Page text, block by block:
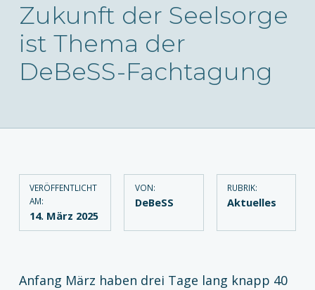
Zukunft der Seelsorge
ist Thema der
DeBeSS-Fachtagung
VERÖFFENTLICHT
AM:
14. März 2025
VON:
DeBeSS
RUBRIK:
Aktuelles
Anfang März haben drei Tage lang knapp 40